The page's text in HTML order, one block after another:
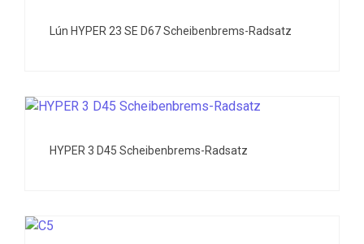
Lún HYPER 23 SE D67 Scheibenbrems-Radsatz
HYPER 3 D45 Scheibenbrems-Radsatz